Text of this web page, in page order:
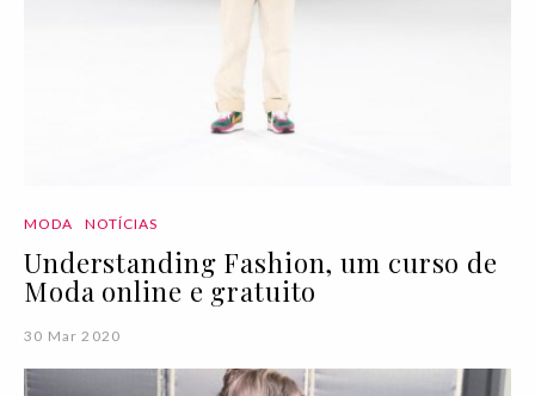
MODA NOTÍCIAS
Understanding Fashion, um curso de
Moda online e gratuito
30 Mar 2020